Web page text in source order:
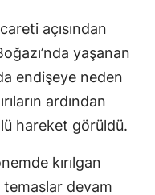
açısından
yaşanan
endişeye neden
ardından
hareket görüldü.
kırılgan
devam